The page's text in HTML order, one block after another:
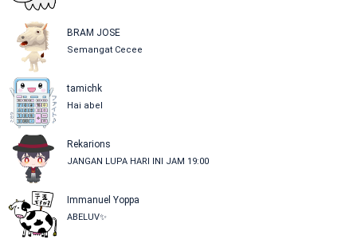
BRAM JOSE
Semangat Cecee
tamichk
Hai abel
Rekarions
JANGAN LUPA HARI INI JAM 19:00
Immanuel Yoppa
ABELUV✨